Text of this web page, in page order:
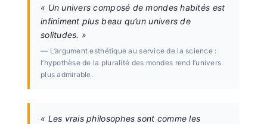
« Un univers composé de mondes habités est
infiniment plus beau qu’un univers de
solitudes. »
— L’argument esthétique au service de la science :
l’hypothèse de la pluralité des mondes rend l’univers
plus admirable.
« Les vrais philosophes sont comme les